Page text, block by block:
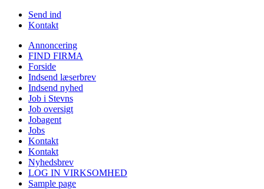
Send ind
Kontakt
Annoncering
FIND FIRMA
Forside
Indsend læserbrev
Indsend nyhed
Job i Stevns
Job oversigt
Jobagent
Jobs
Kontakt
Kontakt
Nyhedsbrev
LOG IN VIRKSOMHED
Sample page